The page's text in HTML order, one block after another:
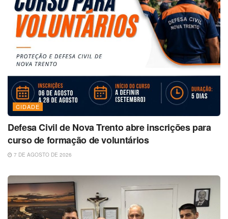
CIDADE
Defesa Civil de Nova Trento abre inscrições para
curso de formação de voluntários
7 DE AGOSTO DE 2026